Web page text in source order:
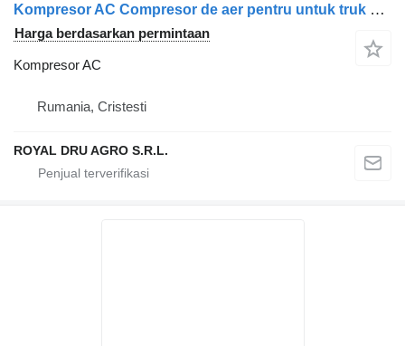
Kompresor AC Compresor de aer pentru untuk truk Volvo – Coduri: 70303443, 70305889, 70330001, 70330081, 8113633, 8119633, 85000080, 85000194
Harga berdasarkan permintaan
Kompresor AC
Rumania, Cristesti
ROYAL DRU AGRO S.R.L.